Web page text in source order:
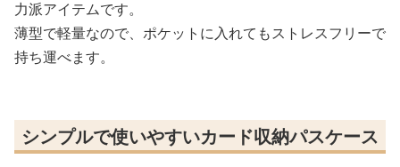
力派アイテムです。
薄型で軽量なので、ポケットに入れてもストレスフリーで
持ち運べます。
シンプルで使いやすいカード収納パスケース